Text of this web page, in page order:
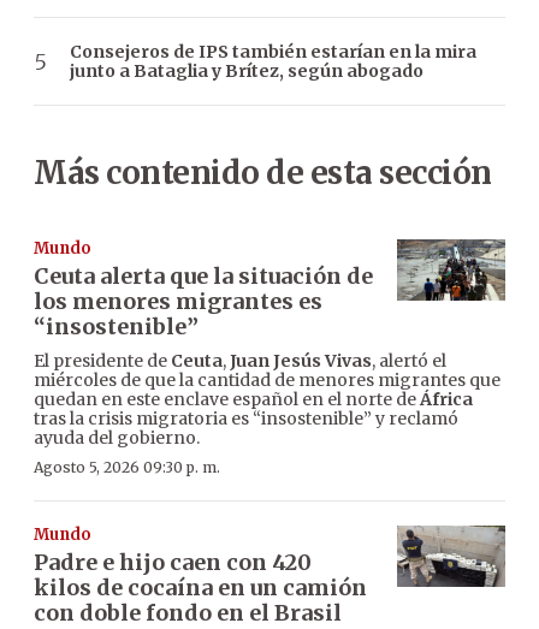
Consejeros de IPS también estarían en la mira
junto a Bataglia y Brítez, según abogado
Más contenido de esta sección
Mundo
Ceuta alerta que la situación de
los menores migrantes es
“insostenible”
El presidente de Ceuta,Juan Jesús Vivas, alertó el
miércoles de que la cantidad de menores migrantes que
quedan en este enclave español en el norte deÁfrica
tras la crisis migratoria es “insostenible” y reclamó
ayuda del gobierno.
Agosto 5, 2026 09:30 p. m.
Mundo
Padre e hijo caen con 420
kilos de cocaína en un camión
con doble fondo en el Brasil